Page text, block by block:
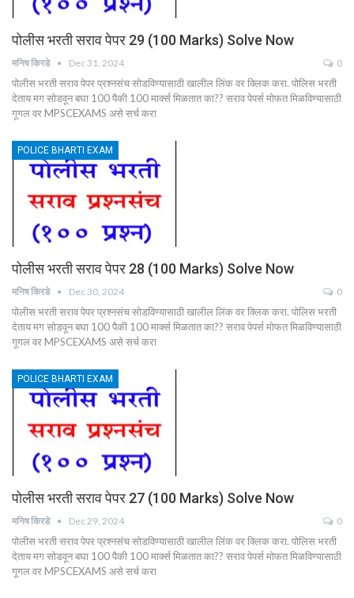
पोलीस भरती सराव पेपर 29 (100 Marks) Solve Now
मनिष किरडे Dec 31, 2024 0
पोलीस भरती सराव पेपर प्रश्नसंच सोडविण्यासाठी खालील लिंक वर क्लिक करा. पोलिस भरती
देताय मग सोडवून बघा 100 पैकी 100 मार्क्स मिळतात का?? सराव पेपर्स मोफत मिळविण्यासाठी
गूगल वर MPSCEXAMS असे सर्च करा
POLICE BHARTI EXAM
पोलीस भरती सराव पेपर 28 (100 Marks) Solve Now
मनिष किरडे Dec 30, 2024 0
पोलीस भरती सराव पेपर प्रश्नसंच सोडविण्यासाठी खालील लिंक वर क्लिक करा. पोलिस भरती
देताय मग सोडवून बघा 100 पैकी 100 मार्क्स मिळतात का?? सराव पेपर्स मोफत मिळविण्यासाठी
गूगल वर MPSCEXAMS असे सर्च करा
POLICE BHARTI EXAM
पोलीस भरती सराव पेपर 27 (100 Marks) Solve Now
मनिष किरडे Dec 29, 2024 0
पोलीस भरती सराव पेपर प्रश्नसंच सोडविण्यासाठी खालील लिंक वर क्लिक करा. पोलिस भरती
देताय मग सोडवून बघा 100 पैकी 100 मार्क्स मिळतात का?? सराव पेपर्स मोफत मिळविण्यासाठी
गूगल वर MPSCEXAMS असे सर्च करा